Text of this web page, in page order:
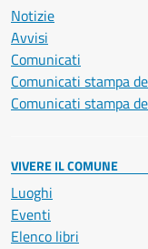
Notizie
Avvisi
Comunicati
Comunicati stampa
Comunicati stampa
VIVERE IL COMUNE
Luoghi
Eventi
Elenco libri